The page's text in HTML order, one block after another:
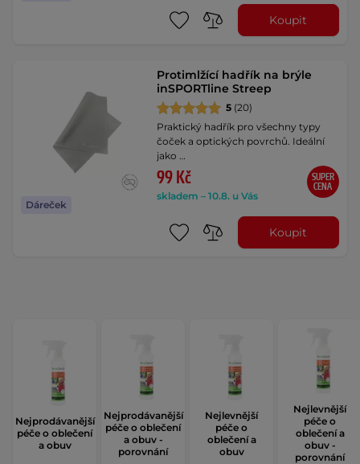
Koupit
Dáreček
Protimlžící hadřík na brýle
inSPORTline Streep
5 (20)
Praktický hadřík pro všechny typy
čoček a optických povrchů. Ideální
jako …
99 Kč
skladem – 10.8. u Vás
SUPER
CENA
Koupit
Nejprodávanější
péče o oblečení
a obuv
Nejprodávanější
péče o oblečení
a obuv -
porovnání
Nejlevnější
péče o
oblečení a
obuv
Nejlevnější
péče o
oblečení a
obuv -
porovnání